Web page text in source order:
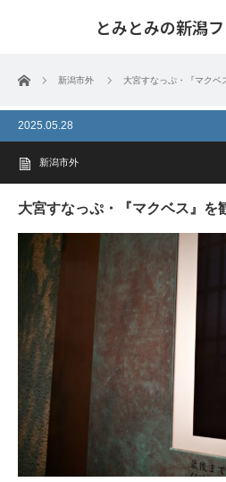
とみとみの新潟
ホーム 新潟市外 大宮すなっぷ・『マクベ
2025.05.28
新潟市外
大宮すなっぷ・『マクベス』を